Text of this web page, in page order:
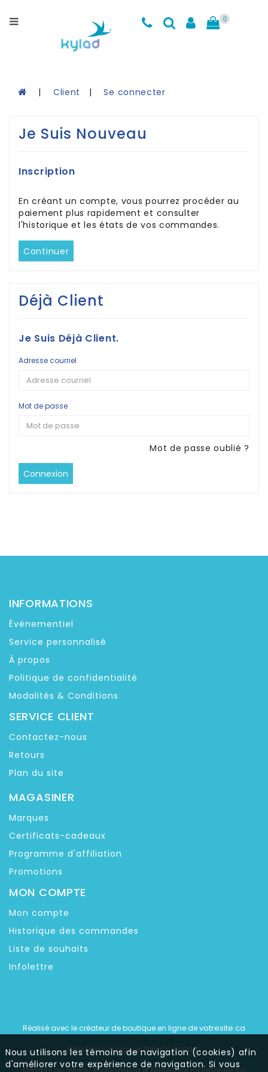
Cuissards
Soldes
de
Grandeurs
Kylad
0
Client Se connecter
Je Suis Nouveau
Inscription
En créant un compte, vous pourrez procéder au
paiement plus rapidement et consulter
l'historique et les états de vos commandes.
Continuer
Déjà Client
Je Suis Déjà Client.
Adresse courriel
Mot de passe
Mot de passe oublié ?
INFORMATIONS
Événementiel
Service personnalisé
À propos
Politique de confidentialité
Modalités & Conditions
SERVICE CLIENT
Contactez-nous
Retours
Plan du site
MAGASINER
Marques
Certificats-cadeaux
Programme d'affiliation
Promotions
MON COMPTE
Mon compte
Historique des commandes
Liste de souhaits
Infolettre
Réalisé avec le créateur de boutique en ligne devotresite.ca
(basée sur le logiciel libreOpencart)
Nous utilisons les témoins de navigation (cookies) afin
d'améliorer votre expérience de navigation. Si vous